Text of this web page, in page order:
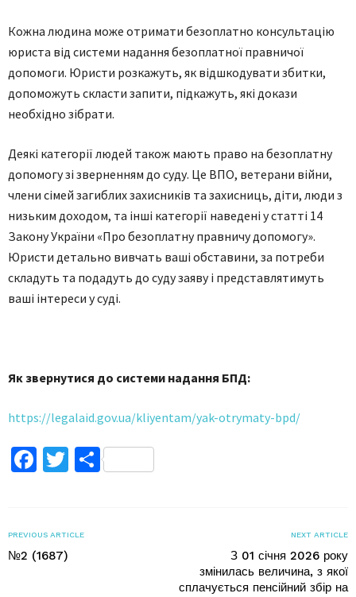
Кожна людина може отримати безоплатно консультацію
юриста від системи надання безоплатної правничої
допомоги. Юристи розкажуть, як відшкодувати збитки,
допоможуть скласти запити, підкажуть, які докази
необхідно зібрати.
Деякі категорії людей також мають право на безоплатну
допомогу зі зверненням до суду. Це ВПО, ветерани війни,
члени сімей загиблих захисників та захисниць, діти, люди з
низьким доходом, та інші категорії наведені у статті 14
Закону України «Про безоплатну правничу допомогу».
Юристи детально вивчать ваші обставини, за потреби
складуть та подадуть до суду заяву і представлятимуть
ваші інтереси у суді.
Як звернутися до системи надання БПД:
https://legalaid.gov.ua/kliyentam/yak-otrymaty-bpd/
Facebook
TwitterПоділитися
PREVIOUS ARTICLE
№2 (1687)
NEXT ARTICLE
З 01 січня 2026 року
змінилась величина, з якої
сплачується пенсійний збір на